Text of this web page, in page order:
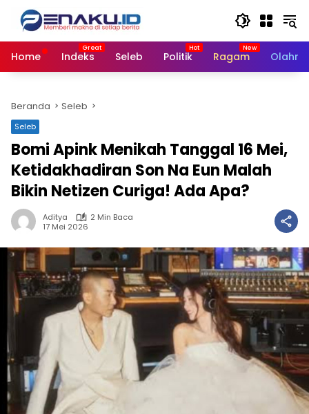
Langsung
konten
Home
Indeks Seleb Politik Ragam
Beranda Seleb
Seleb
Bomi Apink Menikah Tanggal 16 Mei,
Ketidakhadiran Son Na Eun Malah
Bikin Netizen Curiga! Ada Apa?
Aditya
2 Min Baca
17 Mei 2026